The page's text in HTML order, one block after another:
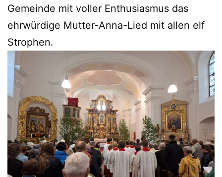
Gemeinde mit voller Enthusiasmus das
ehrwürdige Mutter-Anna-Lied mit allen elf
Strophen.